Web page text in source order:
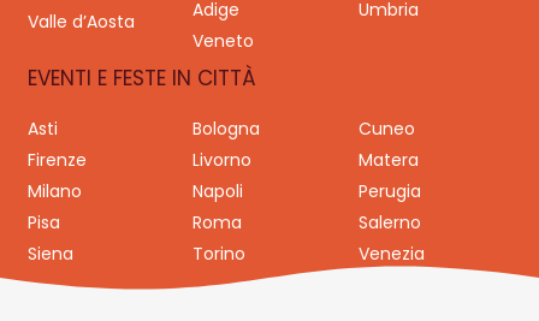
Adige
Umbria
Valle d’Aosta
Veneto
EVENTI E FESTE IN CITTÀ
Asti Bologna
Cuneo
Firenze
Livorno
Matera
Milano
Napoli
Perugia
Pisa
Roma
Salerno
Siena
Torino Venezia